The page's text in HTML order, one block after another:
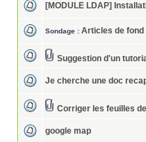
[MODULE LDAP]
Sondage : Articles de fond
Suggestion d'un
Je cherche une doc
Corriger les feuilles
google map